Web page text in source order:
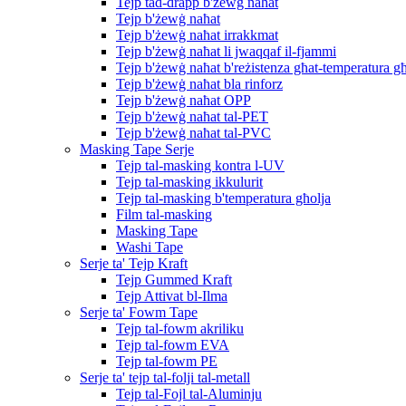
Tejp b'żewġ naħat
Tejp b'żewġ naħat irrakkmat
Tejp b'żewġ naħat li jwaqqaf il-fjammi
Tejp b'żewġ naħat b'reżistenza għat-temperatura
Tejp b'żewġ naħat bla rinforz
Tejp b'żewġ naħat OPP
Tejp b'żewġ naħat tal-PET
Tejp b'żewġ naħat tal-PVC
Masking Tape Serje
Tejp tal-masking kontra l-UV
Tejp tal-masking ikkulurit
Tejp tal-masking b'temperatura għolja
Film tal-masking
Masking Tape
Washi Tape
Serje ta' Tejp Kraft
Tejp Gummed Kraft
Tejp Attivat bl-Ilma
Serje ta' Fowm Tape
Tejp tal-fowm akriliku
Tejp tal-fowm EVA
Tejp tal-fowm PE
Serje ta' tejp tal-folji tal-metall
Tejp tal-Fojl tal-Aluminju